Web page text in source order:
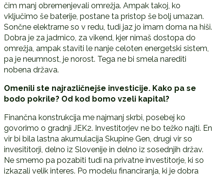
čim manj obremenjevali omrežja. Ampak takoj, ko
vključimo še baterije, postane ta pristop še bolj umazan.
Sončne elektrarne so v redu, tudi jaz jo imam doma na hiši.
Dobra je za jadrnico, za vikend, kjer nimaš dostopa do
omrežja, ampak staviti le nanje celoten energetski sistem,
pa je neumnost, je norost. Tega ne bi smela narediti
nobena država.
Omenili ste najrazličnejše investicije. Kako pa se
bodo pokrile? Od kod bomo vzeli kapital?
Finančna konstrukcija me najmanj skrbi, posebej ko
govorimo o gradnji JEK2. Investitorjev ne bo težko najti. En
vir bi bila lastna akumulacija Skupine Gen, drugi vir so
invesititorji, delno iz Slovenije in delno iz sosednjih držav.
Ne smemo pa pozabiti tudi na privatne investitorje, ki so
izkazali velik interes. Po modelu financiranja, ki je dobra